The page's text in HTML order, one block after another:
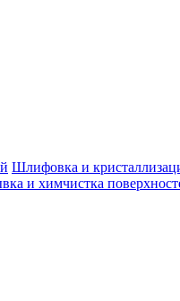
Шлифовка и
и химчистка